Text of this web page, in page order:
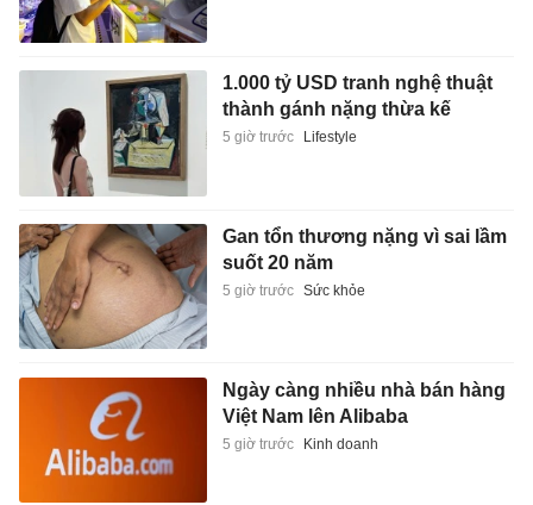
1.000 tỷ USD tranh nghệ thuật
thành gánh nặng thừa kế
5 giờ trước Lifestyle
Gan tổn thương nặng vì sai lầm
suốt 20 năm
5 giờ trước Sức khỏe
Ngày càng nhiều nhà bán hàng
Việt Nam lên Alibaba
5 giờ trước Kinh doanh